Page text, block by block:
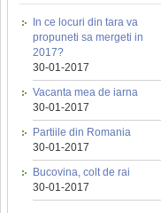
In ce locuri din tara va
propuneti sa mergeti in
2017?
30-01-2017
Vacanta mea de iarna
30-01-2017
Partiile din Romania
30-01-2017
Bucovina, colt de rai
30-01-2017